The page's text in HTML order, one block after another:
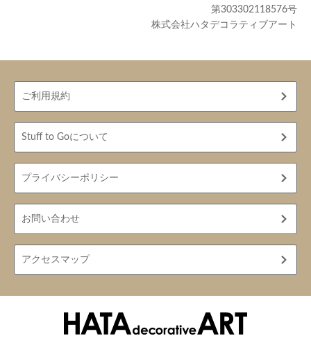
第303302118576号
株式会社ハタデコラティブアート
ご利用規約
Stuff to Goについて
プライバシーポリシー
お問い合わせ
アクセスマップ